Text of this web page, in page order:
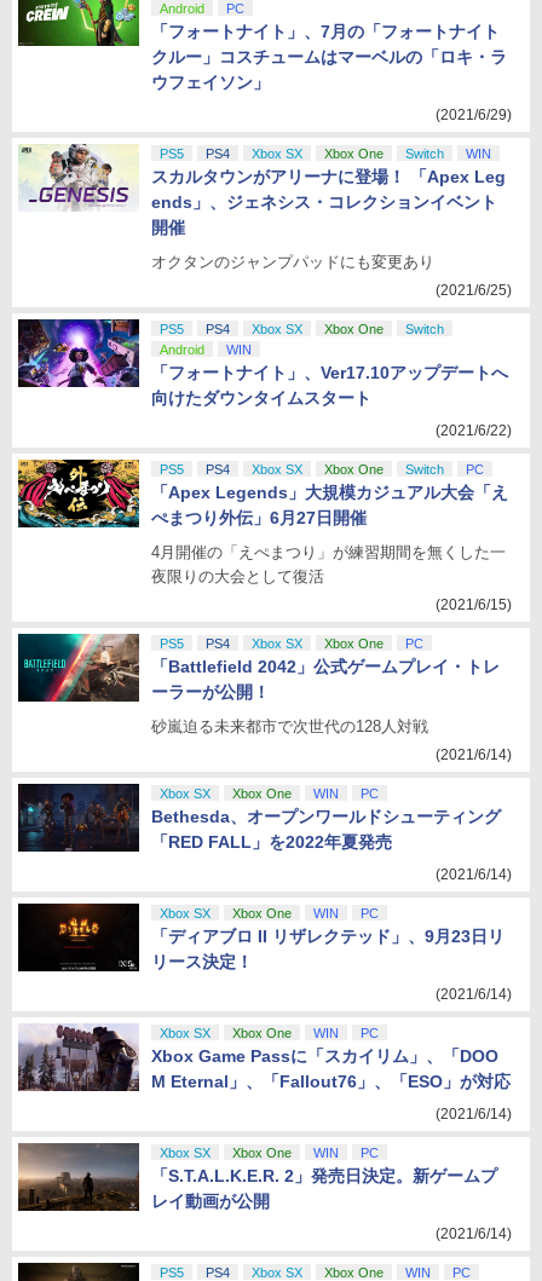
Android
PC
「フォートナイト」、7月の「フォートナイト
クルー」コスチュームはマーベルの「ロキ・ラ
ウフェイソン」
(2021/6/29)
PS5 PS4 Xbox SX Xbox One Switch WIN
スカルタウンがアリーナに登場！ 「Apex Leg
ends」、ジェネシス・コレクションイベント
開催
オクタンのジャンプパッドにも変更あり
(2021/6/25)
PS5 PS4 Xbox SX Xbox One
Switch
Android
WIN
「フォートナイト」、Ver17.10アップデートへ
向けたダウンタイムスタート
(2021/6/22)
PS5 PS4 Xbox SX Xbox One Switch PC
「Apex Legends」大規模カジュアル大会「え
ぺまつり外伝」6月27日開催
4月開催の「えぺまつり」が練習期間を無くした一
夜限りの大会として復活
(2021/6/15)
PS5 PS4 Xbox SX Xbox One PC
「Battlefield 2042」公式ゲームプレイ・トレ
ーラーが公開！
砂嵐迫る未来都市で次世代の128人対戦
(2021/6/14)
Xbox SX Xbox One WIN PC
Bethesda、オープンワールドシューティング
「RED FALL」を2022年夏発売
(2021/6/14)
Xbox SX Xbox One WIN PC
「ディアブロ II リザレクテッド」、9月23日リ
リース決定！
(2021/6/14)
Xbox SX Xbox One WIN PC
Xbox Game Passに「スカイリム」、「DOO
M Eternal」、「Fallout76」、「ESO」が対応
(2021/6/14)
Xbox SX Xbox One WIN PC
「S.T.A.L.K.E.R. 2」発売日決定。新ゲームプ
レイ動画が公開
(2021/6/14)
PS5 PS4 Xbox SX Xbox One WIN PC